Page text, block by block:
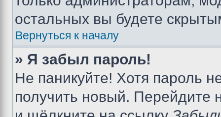
остальных вы будете
Вернуться к началу
» Я забыл пароль!
Не паникуйте! Хотя пароль
получить новый. Перейдите